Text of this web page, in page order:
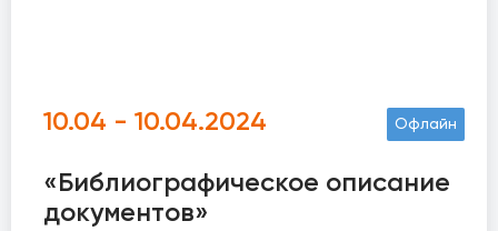
10.04 - 10.04.2024 Офлайн
«Библиографическое описание
документов»